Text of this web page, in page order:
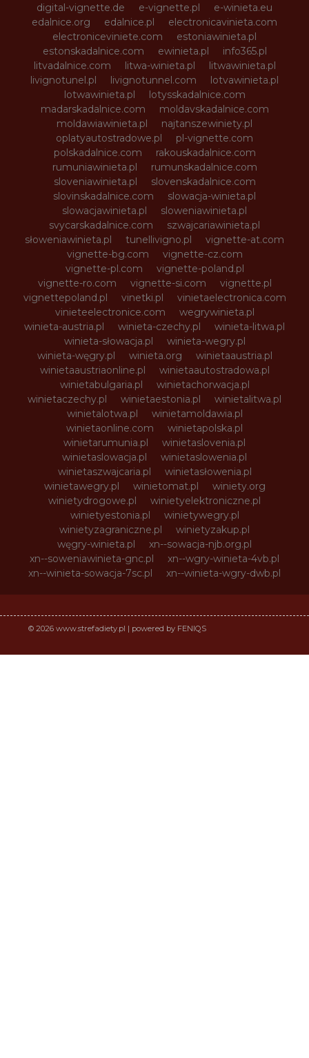
digital-vignette.de
e-vignette.pl
e-winieta.eu
edalnice.org
edalnice.pl
electronicavinieta.com
electroniceviniete.com
estoniawinieta.pl
estonskadalnice.com
ewinieta.pl
info365.pl
litvadalnice.com
litwa-winieta.pl
litwawinieta.pl
livignotunel.pl
livignotunnel.com
lotvawinieta.pl
lotwawinieta.pl
lotysskadalnice.com
madarskadalnice.com
moldavskadalnice.com
moldawiawinieta.pl
najtanszewiniety.pl
oplatyautostradowe.pl
pl-vignette.com
polskadalnice.com
rakouskadalnice.com
rumuniawinieta.pl
rumunskadalnice.com
sloveniawinieta.pl
slovenskadalnice.com
slovinskadalnice.com
slowacja-winieta.pl
slowacjawinieta.pl
sloweniawinieta.pl
svycarskadalnice.com
szwajcariawinieta.pl
słoweniawinieta.pl
tunellivigno.pl
vignette-at.com
vignette-bg.com
vignette-cz.com
vignette-pl.com
vignette-poland.pl
vignette-ro.com
vignette-si.com
vignette.pl
vignettepoland.pl
vinetki.pl
vinietaelectronica.com
vinieteelectronice.com
wegrywinieta.pl
winieta-austria.pl
winieta-czechy.pl
winieta-litwa.pl
winieta-słowacja.pl
winieta-wegry.pl
winieta-węgry.pl
winieta.org
winietaaustria.pl
winietaaustriaonline.pl
winietaautostradowa.pl
winietabulgaria.pl
winietachorwacja.pl
winietaczechy.pl
winietaestonia.pl
winietalitwa.pl
winietalotwa.pl
winietamoldawia.pl
winietaonline.com
winietapolska.pl
winietarumunia.pl
winietaslovenia.pl
winietaslowacja.pl
winietaslowenia.pl
winietaszwajcaria.pl
winietasłowenia.pl
winietawegry.pl
winietomat.pl
winiety.org
winietydrogowe.pl
winietyelektroniczne.pl
winietyestonia.pl
winietywegry.pl
winietyzagraniczne.pl
winietyzakup.pl
węgry-winieta.pl
xn--sowacja-njb.org.pl
xn--soweniawinieta-gnc.pl
xn--wgry-winieta-4vb.pl
xn--winieta-sowacja-7sc.pl
xn--winieta-wgry-dwb.pl
© 2026 www.strefadiety.pl | powered by FENIQS